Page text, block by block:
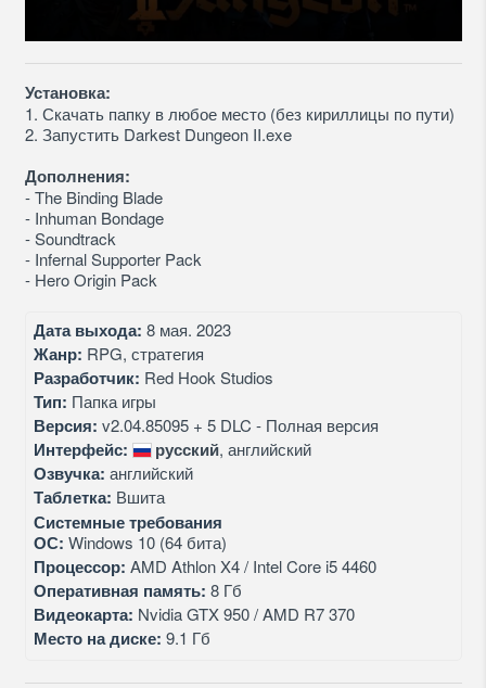
Установка:
1. Скачать папку в любое место (без кириллицы по пути)
2. Запустить Darkest Dungeon II.exe
Дополнения:
- The Binding Blade
- Inhuman Bondage
- Soundtrack
- Infernal Supporter Pack
- Hero Origin Pack
Дата выхода: 8 мая. 2023
Жанр: RPG, стратегия
Разработчик: Red Hook Studios
Тип: Папка игры
Версия: v2.04.85095 + 5 DLC - Полная версия
Интерфейс: русский, английский
Озвучка: английский
Таблетка: Вшита
Системные требования
ОС: Windows 10 (64 бита)
Процессор: AMD Athlon X4 / Intel Core i5 4460
Оперативная память: 8 Гб
Видеокарта: Nvidia GTX 950 / AMD R7 370
Место на диске: 9.1 Гб